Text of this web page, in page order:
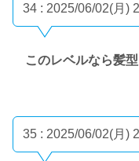
34 : 2025/06/02(月)
このレベルなら髪
35 : 2025/06/02(月)